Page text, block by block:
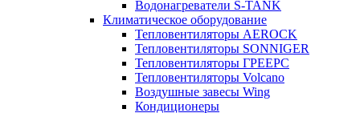
Водонагреватели S-TANK
Климатическое оборудование
Тепловентиляторы AEROCK
Тепловентиляторы SONNIGER
Тепловентиляторы ГРЕЕРС
Тепловентиляторы Volcano
Воздушные завесы Wing
Кондиционеры